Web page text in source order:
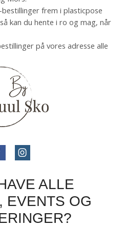
frem i plasticpose
kan du hente i ro og mag, når
på vores adresse alle
ALLE
EVENTS OG